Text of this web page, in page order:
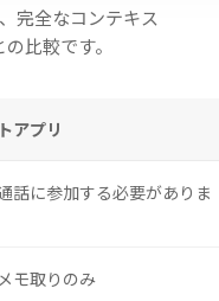
完全なコンテキス
比較です。
アプリ
話に参加する必要がありま
モ取りのみ